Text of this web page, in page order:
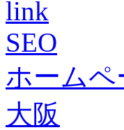
link
SEO
ホームペ
大阪